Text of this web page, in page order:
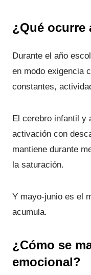
¿Qué ocurre
Durante el año
en modo exigencia
constantes,
El cerebro infantil y
activación con
mantiene durante
la saturación.
Y mayo-junio es el
acumula.
¿ Cómo se
emocional?